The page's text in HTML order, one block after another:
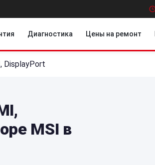
Диагностика Цены на ремонт
DisplayPort
MSI в